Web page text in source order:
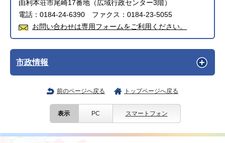
由利本荘市尾崎17番地（広域行政センター3階）
電話：0184-24-6390 ファクス：0184-23-5055
お問い合わせは専用フォームをご利用ください。
市政情報
前のページへ戻る トップページへ戻る
表示 PC スマートフォン